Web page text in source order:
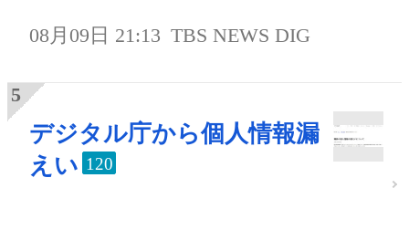
08月09日 21:13 TBS NEWS DIG
デジタル庁から個人情報漏
えい 120